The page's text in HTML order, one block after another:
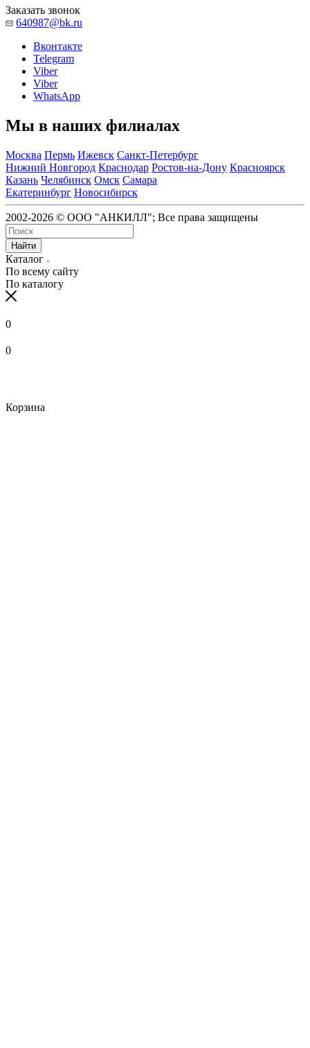
Заказать звонок
640987@bk.ru
Вконтакте
Telegram
Viber
Viber
WhatsApp
Мы в наших филиалах
Москва Пермь Ижевск Санкт-Петербург
Нижний Новгород Краснодар Ростов-на-Дону Красноярск
Казань Челябинск Омск Самара
Екатеринбург Новосибирск
2002-2026 © ООО "АНКИЛЛ"; Все права защищены
Найти
Каталог
По всему сайту
По каталогу
0
0
Корзина